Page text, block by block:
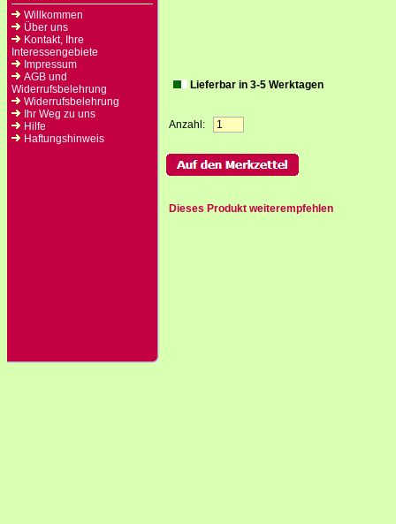
Willkommen
Über uns
Kontakt, Ihre
Interessengebiete
Impressum
AGB und
Widerrufsbelehrung
Widerrufsbelehrung
Ihr Weg zu uns
Hilfe
Haftungshinweis
Lieferbar in 3-5 Werktagen
Anzahl:
Dieses Produkt weiterempfehlen